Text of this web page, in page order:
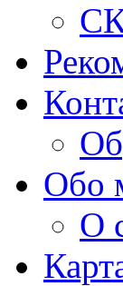
Обо
О